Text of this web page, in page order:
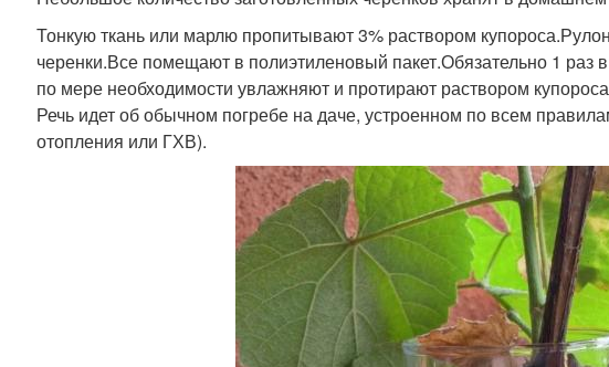
Тонкую ткань или марлю пропитывают 3% раствором
черенки.Все помещают в полиэтиленовый пакет.Обязательно 1
по мере необходимости увлажняют и протирают раствором
Речь идет об обычном погребе на даче, устроенном по всем
отопления или ГХВ).